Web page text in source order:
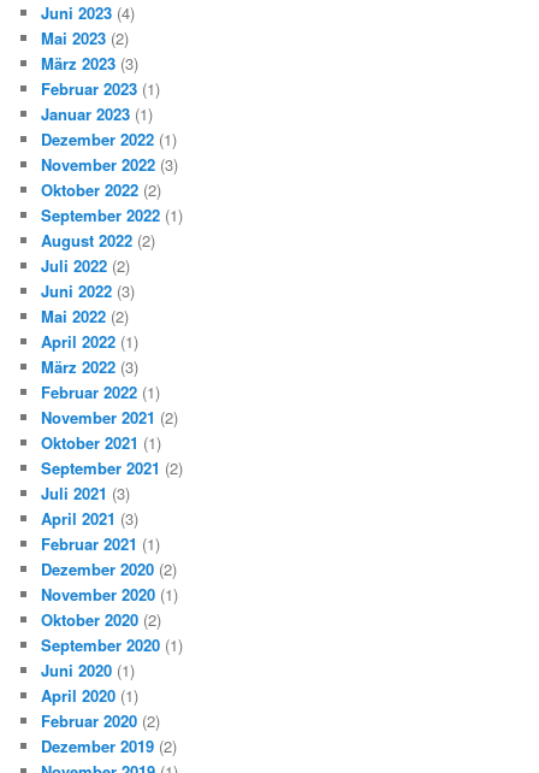
Juni 2023 (4)
Mai 2023 (2)
März 2023 (3)
Februar 2023 (1)
Januar 2023 (1)
Dezember 2022 (1)
November 2022 (3)
Oktober 2022 (2)
September 2022 (1)
August 2022 (2)
Juli 2022 (2)
Juni 2022 (3)
Mai 2022 (2)
April 2022 (1)
März 2022 (3)
Februar 2022 (1)
November 2021 (2)
Oktober 2021 (1)
September 2021 (2)
Juli 2021 (3)
April 2021 (3)
Februar 2021 (1)
Dezember 2020 (2)
November 2020 (1)
Oktober 2020 (2)
September 2020 (1)
Juni 2020 (1)
April 2020 (1)
Februar 2020 (2)
Dezember 2019 (2)